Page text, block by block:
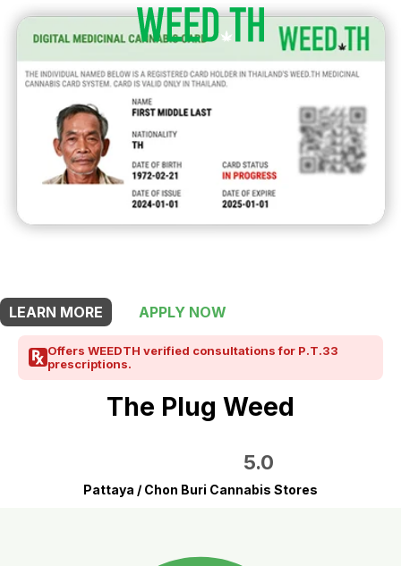
LEARN MORE
APPLY NOW
Offers WEEDTH verified consultations for P.T.33
prescriptions.
The Plug Weed
5.0
Pattaya / Chon Buri Cannabis Stores